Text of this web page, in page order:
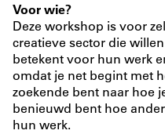
Voor wie?
Deze workshop is voor
creatieve sector die
betekent voor hun werk
omdat je net begint met
zoekende bent naar hoe
benieuwd bent hoe
hun werk.